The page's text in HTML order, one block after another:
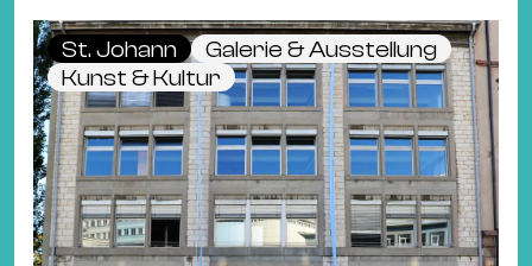
St. Johann
Galerie & Ausstellung
Kunst & Kultur